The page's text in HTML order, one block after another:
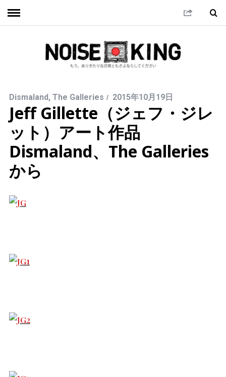
Dismaland, The Galleries 2015年10月19日
Jeff Gillette（ジェフ・ジレ
ット）アート作品
Dismaland、The Galleries
から